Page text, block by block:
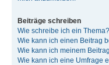
Beiträge schreiben
Wie schreibe ich ein Thema?
Wie kann ich einen Beitrag
Wie kann ich meinem
Wie kann ich eine Umfrage